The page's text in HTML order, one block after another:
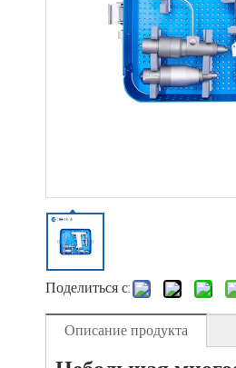
Поделиться с:
Описание продукта